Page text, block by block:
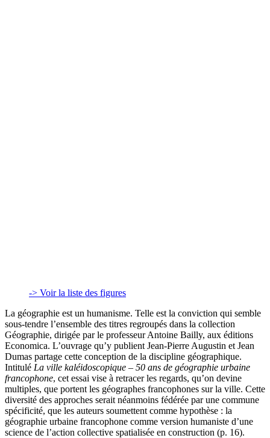
-> Voir la liste des figures
La géographie est un humanisme. Telle est la conviction qui semble
sous-tendre l’ensemble des titres regroupés dans la collection
Géographie, dirigée par le professeur Antoine Bailly, aux éditions
Economica. L’ouvrage qu’y publient Jean-Pierre Augustin et Jean
Dumas partage cette conception de la discipline géographique.
Intitulé La ville kaléidoscopique – 50 ans de géographie urbaine
francophone, cet essai vise à retracer les regards, qu’on devine
multiples, que portent les géographes francophones sur la ville. Cette
diversité des approches serait néanmoins fédérée par une commune
spécificité, que les auteurs soumettent comme hypothèse : la
géographie urbaine francophone comme version humaniste d’une
science de l’action collective spatialisée en construction (p. 16).